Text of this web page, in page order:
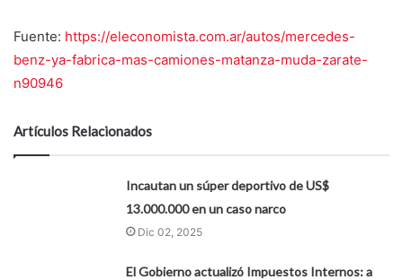
Fuente: https://eleconomista.com.ar/autos/mercedes-
benz-ya-fabrica-mas-camiones-matanza-muda-zarate-
n90946
Artículos Relacionados
Incautan un súper deportivo de US$
13.000.000 en un caso narco
Dic 02, 2025
El Gobierno actualizó Impuestos Internos: a